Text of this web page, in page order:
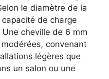
le diamètre de la
de charge
cheville de 6 mm
convenant
légères que
un salon ou une